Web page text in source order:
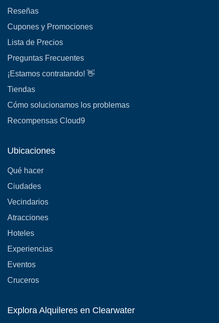
Reseñas
Cupones y Promociones
Lista de Precios
Preguntas Frecuentes
¡Estamos contratando! 👋
Tiendas
Cómo solucionamos los problemas
Recompensas Cloud9
Ubicaciones
Qué hacer
Ciudades
Vecindarios
Atracciones
Hoteles
Experiencias
Eventos
Cruceros
Explora Alquileres en Clearwater